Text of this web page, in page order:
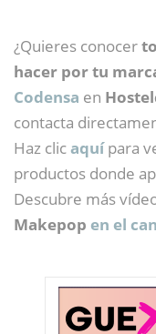
¿Quieres conocer
hacer por tu
Codensa en
contacta
Haz clic aquípara
productos donde
Descubre más
Makepop en el